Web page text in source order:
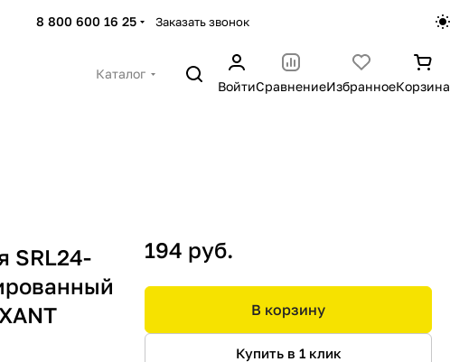
8 800 600 16 25 Заказать звонок
Каталог
ВойтиСравнениеИзбранноеКорзина
SRL24-
194 руб.
В корзину
Купить в 1 клик